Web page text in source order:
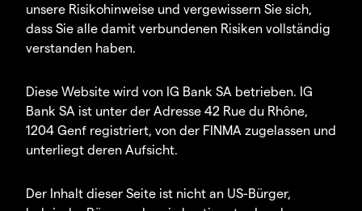
unsere Risikohinweise und vergewissern Sie sich,
dass Sie alle damit verbundenen Risiken vollständig
verstanden haben.
Diese Website wird von IG Bank SA betrieben. IG
Bank SA ist unter der Adresse 42 Rue du Rhône,
1204 Genf registriert, von der FINMA zugelassen und
unterliegt deren Aufsicht.
Der Inhalt dieser Seite ist nicht an US-Bürger,